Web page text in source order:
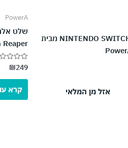
אזל מן המלאי
שלט אלחוטי ל- NINTENDO SWITCH מבית
PowerA
Reaper
דורג
0
מתוך
₪249
קרא